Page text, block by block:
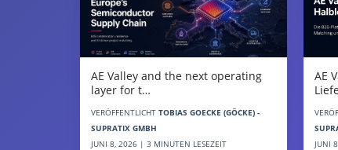
AE Valley and the next operating
layer for t…
VERÖFFENTLICHT TOBIAS GOECKE (GÖCKE) -
SUPRATIX GMBH
JUNI 8, 2026 | 3 MINUTEN LESEZEIT
AE
JUNI